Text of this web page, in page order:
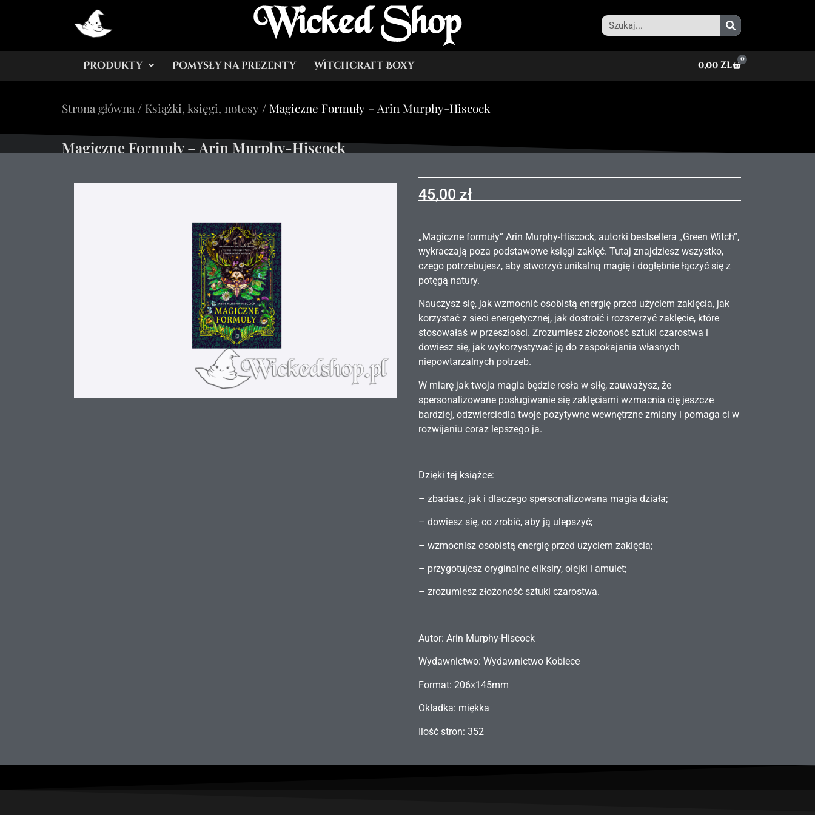
Wicked Shop
Produkty Pomysły na prezenty Witchcraft Boxy 0,00zł 0
Strona główna / Książki, księgi, notesy / Magiczne Formuły – Arin Murphy-Hiscock
Magiczne Formuły – Arin Murphy-Hiscock
45,00 zł
„Magiczne formuły” Arin Murphy-Hiscock, autorki bestsellera „Green Witch”,
wykraczają poza podstawowe księgi zaklęć. Tutaj znajdziesz wszystko,
czego potrzebujesz, aby stworzyć unikalną magię i dogłębnie łączyć się z
potęgą natury.
Nauczysz się, jak wzmocnić osobistą energię przed użyciem zaklęcia, jak
korzystać z sieci energetycznej, jak dostroić i rozszerzyć zaklęcie, które
stosowałaś w przeszłości. Zrozumiesz złożoność sztuki czarostwa i
dowiesz się, jak wykorzystywać ją do zaspokajania własnych
niepowtarzalnych potrzeb.
W miarę jak twoja magia będzie rosła w siłę, zauważysz, że
spersonalizowane posługiwanie się zaklęciami wzmacnia cię jeszcze
bardziej, odzwierciedla twoje pozytywne wewnętrzne zmiany i pomaga ci w
rozwijaniu coraz lepszego ja.
Dzięki tej książce:
– zbadasz, jak i dlaczego spersonalizowana magia działa;
– dowiesz się, co zrobić, aby ją ulepszyć;
– wzmocnisz osobistą energię przed użyciem zaklęcia;
– przygotujesz oryginalne eliksiry, olejki i amulet;
– zrozumiesz złożoność sztuki czarostwa.
Autor: Arin Murphy-Hiscock
Wydawnictwo: Wydawnictwo Kobiece
Format: 206x145mm
Okładka: miękka
Ilość stron: 352